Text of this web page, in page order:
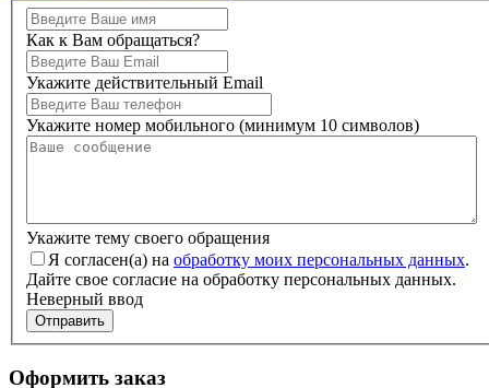
Как к Вам обращаться?
Укажите действительный Email
Укажите номер мобильного (минимум 10 символов)
Укажите тему своего обращения
Я согласен(а) на обработку моих персональных данных.
Дайте свое согласие на обработку персональных данных.
Неверный ввод
Отправить
Оформить заказ